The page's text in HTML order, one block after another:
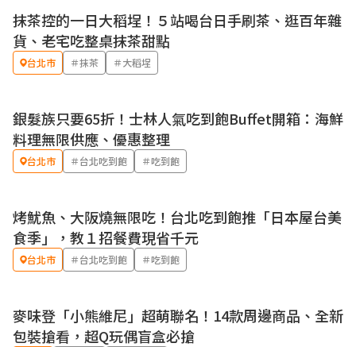
抹茶控的一日大稻埕！５站喝台日手刷茶、逛百年雜
貨、老宅吃整桌抹茶甜點
台北市 ＃抹茶 ＃大稻埕
優惠
銀髮族只要65折！士林人氣吃到飽Buffet開箱：海鮮
料理無限供應、優惠整理
台北市 ＃台北吃到飽 ＃吃到飽
烤魷魚、大阪燒無限吃！台北吃到飽推「日本屋台美
食季」，教１招餐費現省千元
台北市 ＃台北吃到飽 ＃吃到飽
麥味登「小熊維尼」超萌聯名！14款周邊商品、全新
包裝搶看，超Q玩偶盲盒必搶